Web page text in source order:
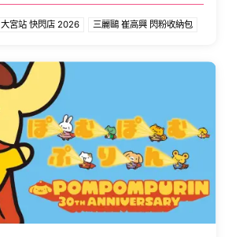
大宮站 快閃店 2026 三麗鷗 崔高興 閃粉收納包